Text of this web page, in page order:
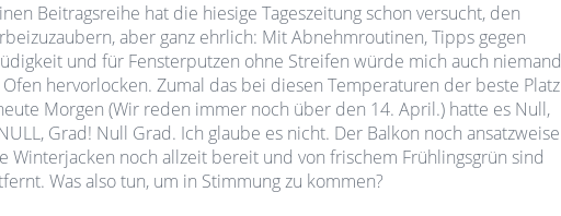
Beitragsreihe hat die hiesige Tageszeitung schon versucht, den
aber ganz ehrlich: Mit Abnehmroutinen, Tipps gegen
und für Fensterputzen ohne Streifen würde mich auch niemand
hervorlocken. Zumal das bei diesen Temperaturen der beste Platz
Morgen (Wir reden immer noch über den 14. April.) hatte es Null,
Grad! Null Grad. Ich glaube es nicht. Der Balkon noch ansatzweise
Winterjacken noch allzeit bereit und von frischem Frühlingsgrün sind
Was also tun, um in Stimmung zu kommen?